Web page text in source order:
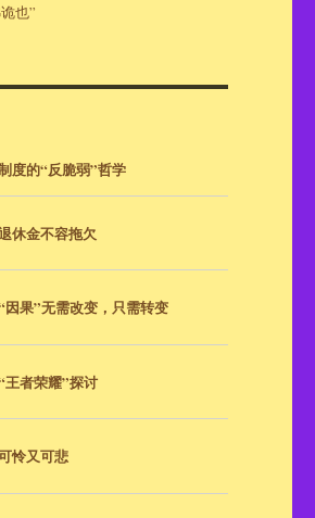
也”
度的“反脆弱”哲学
休金不容拖欠
因果”无需改变，只需转变
王者荣耀”探讨
怜又可悲